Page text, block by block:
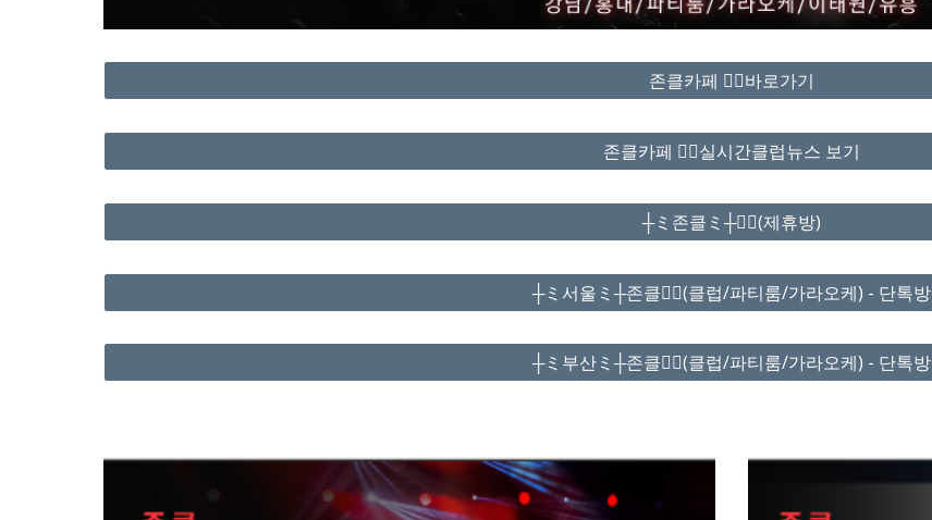
존클카페 ❤️‍🔥바로가기
존클카페 ❤️‍🔥실시간클럽뉴스 보기
┼ミ존클ミ┼❤️‍🔥(제휴방)
┼ミ서울ミ┼존클❤️‍🔥(클럽/파티룸/가라오케) - 단톡방
┼ミ부산ミ┼존클❤️‍🔥(클럽/파티룸/가라오케) - 단톡방